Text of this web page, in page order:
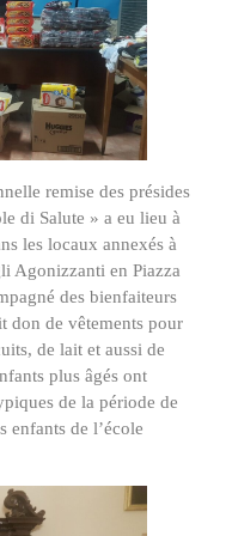
remise des présides
di Salute » a eu lieu à
les locaux annexés à
Agonizzanti en Piazza
des bienfaiteurs
don de vêtements pour
de lait et aussi de
plus âgés ont
de la période de
enfants de l’école